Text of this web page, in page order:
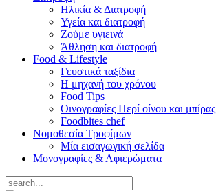
Ηλικία & Διατροφή
Υγεία και διατροφή
Ζούμε υγιεινά
Άθληση και διατροφή
Food & Lifestyle
Γευστικά ταξίδια
Η μηχανή του χρόνου
Food Tips
Οινογραφίες Περί οίνου και μπίρας
Foodbites chef
Νομοθεσία Τροφίμων
Μία εισαγωγική σελίδα
Μονογραφίες & Αφιερώματα